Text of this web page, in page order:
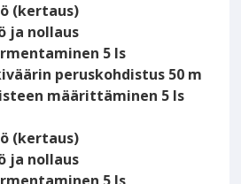
(kertaus)
ja nollaus
5 ls
peruskohdistus 50 m
määrittäminen 5 ls
(kertaus)
ja nollaus